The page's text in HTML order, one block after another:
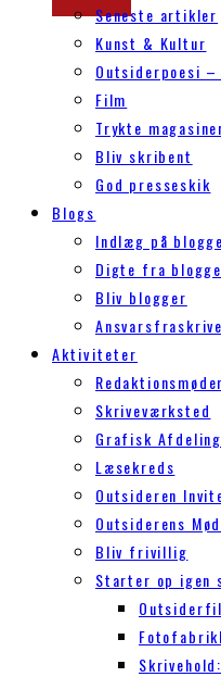
Seneste artikler
Kunst & Kultur
Outsiderpoesi –
Film
Trykte
Bliv skribent
God presseskik
Blogs
Indlæg på
Digte fra
Bliv blogger
Aktiviteter
Redaktionsmøder
Skriveværksted
Grafisk Afdeling
Læsekreds
Outsideren
Outsiderens
Bliv frivillig
Starter op igen